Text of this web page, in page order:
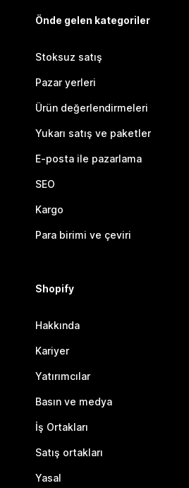
Önde gelen kategoriler
Stoksuz satış
Pazar yerleri
Ürün değerlendirmeleri
Yukarı satış ve paketler
E-posta ile pazarlama
SEO
Kargo
Para birimi ve çeviri
Shopify
Hakkında
Kariyer
Yatırımcılar
Basın ve medya
İş Ortakları
Satış ortakları
Yasal